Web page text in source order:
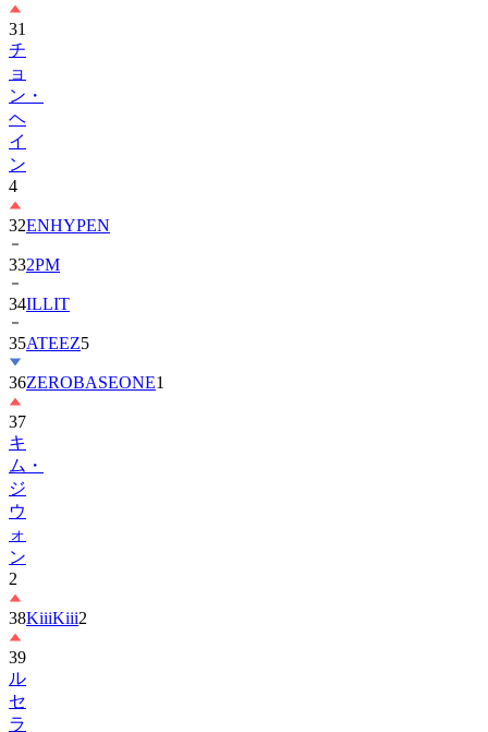
31
チ
ョ
ン・
ヘ
イ
ン
4
32ENHYPEN
332PM
34ILLIT
35ATEEZ5
36ZEROBASEONE1
37
キ
ム・
ジ
ウ
ォ
ン
2
38KiiiKiii2
39
ル
セ
ラ